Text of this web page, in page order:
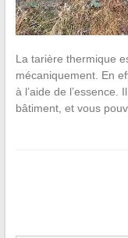
La tarière thermique
mécaniquement. En
à l’aide de l’essence.
bâtiment, et vous